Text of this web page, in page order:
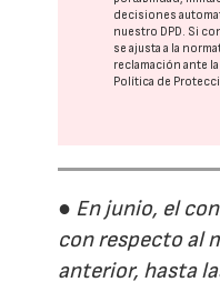
decisiones
nuestro DPD. Si
se ajusta a la
reclamación ante
Política de
● En junio, el
con respecto al
anterior, hasta